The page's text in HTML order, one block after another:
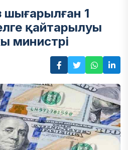
шығарылған 1
қайтарылуы
министрі